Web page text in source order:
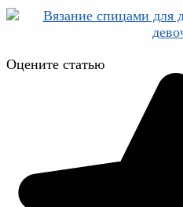
Оцените статью